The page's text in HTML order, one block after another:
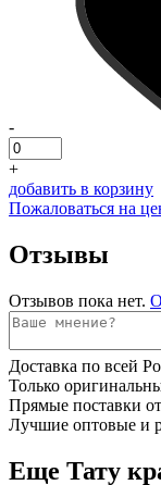
-
+
добавить в корзину
Пожаловаться на
Отзывы
Отзывов пока нет.
Доставка по всей
Только
Прямые поставки
Лучшие оптовые и
Еще Тату